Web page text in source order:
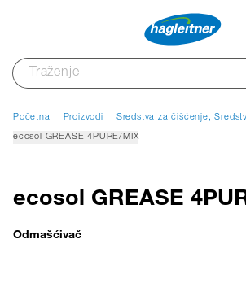
Početna Proizvodi Sredstva za čišćenje,
ecosol GREASE 4PURE/MIX
ecosol GREASE
Odmašćivač